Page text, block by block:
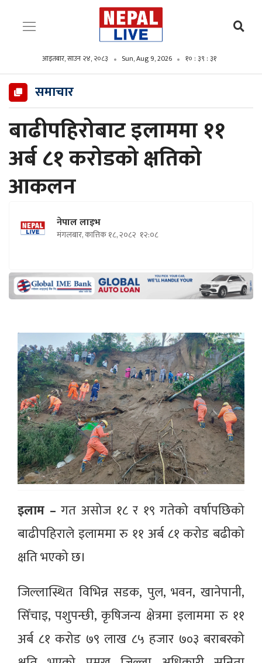
आइतबार, साउन २४, २०८३ Sun, Aug 9, 2026 १० : ३९ : ३३
समाचार
बाढीपहिरोबाट इलाममा ११
अर्ब ८१ करोडको क्षतिको
आकलन
नेपाल लाइभ
मंगलबार, कात्तिक १८, २०८२ १२:०८
इलाम – गत असोज १८ र १९ गतेको वर्षापछिको
बाढीपहिराले इलाममा रु ११ अर्ब ८१ करोड बढीको
क्षति भएको छ।
जिल्लास्थित विभिन्न सडक, पुल, भवन, खानेपानी,
सिँचाइ, पशुपन्छी, कृषिजन्य क्षेत्रमा इलाममा रु ११
अर्ब ८१ करोड ७९ लाख ८५ हजार ७०३ बराबरको